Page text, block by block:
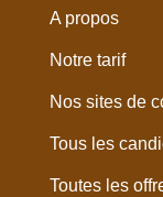
A propos
Notre tarif
Nos sites de
Tous les
Toutes les